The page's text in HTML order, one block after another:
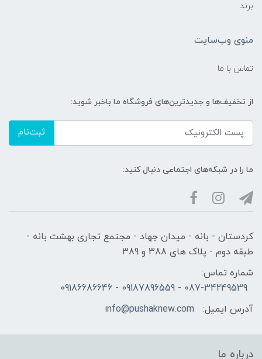
برند
منوی وب‌سایت
تماس با ما
از تخفیف‌ها و جدیدترین‌های فروشگاه ما باخبر شوید:
ثبت‌نام
ما را در شبکه‌های اجتماعی دنبال کنید:
کردستان - بانه - میدان جهاد - مجتمع تجاری بهشت بانه -
طبقه دوم - پلاک های 388 و 389
شماره تماس:
087-34249539 - 09187896559 - 09186686646
آدرس ایمیل:
info@pushaknew.com
درباره ما